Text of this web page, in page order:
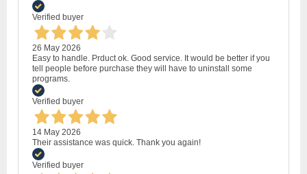
Verified buyer
26 May 2026
Easy to handle. Prduct ok. Good service. It would be better if you
tell people before purchase they will have to uninstall some
programs.
Verified buyer
14 May 2026
Their assistance was quick. Thank you again!
Verified buyer